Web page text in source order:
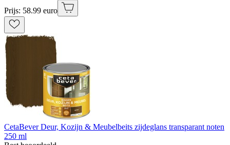
Prijs: 58.99 euro
CetaBever Deur, Kozijn & Meubelbeits zijdeglans transparant noten
250 ml